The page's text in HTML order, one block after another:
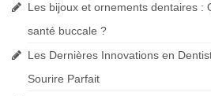
Les bijoux et ornements dentaires :
santé buccale ?
Les Dernières Innovations en
Sourire Parfait